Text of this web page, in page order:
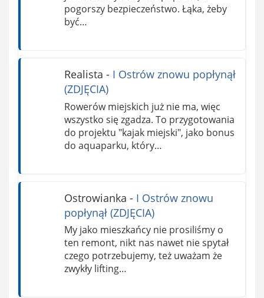
pogorszy bezpieczeństwo. Łąka, żeby
być…
Realista - I Ostrów znowu popłynął
(ZDJĘCIA)
Rowerów miejskich już nie ma, więc
wszystko się zgadza. To przygotowania
do projektu "kajak miejski", jako bonus
do aquaparku, który…
Ostrowianka - I Ostrów znowu
popłynął (ZDJĘCIA)
My jako mieszkańcy nie prosiliśmy o
ten remont, nikt nas nawet nie spytał
czego potrzebujemy, też uważam że
zwykły lifting…